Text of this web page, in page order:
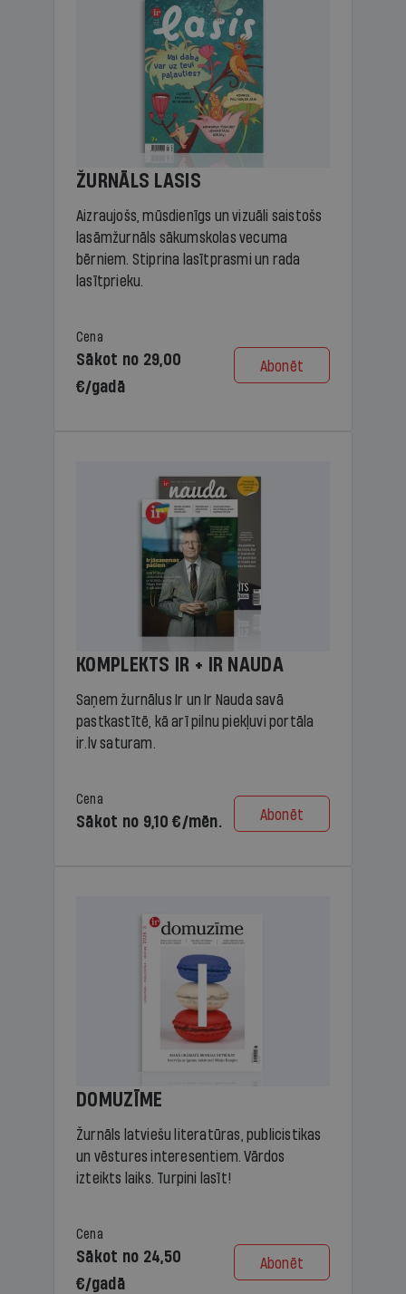
ŽURNĀLS LASIS
Aizraujošs, mūsdienīgs un vizuāli saistošs
lasāmžurnāls sākumskolas vecuma
bērniem. Stiprina lasītprasmi un rada
lasītprieku.
Cena
Sākot no 29,00
€/gadā
Abonēt
KOMPLEKTS IR + IR NAUDA
Saņem žurnālus Ir un Ir Nauda savā
pastkastītē, kā arī pilnu piekļuvi portāla
ir.lv saturam.
Cena
Sākot no 9,10 €/mēn. Abonēt
DOMUZĪME
Žurnāls latviešu literatūras, publicistikas
un vēstures interesentiem. Vārdos
izteikts laiks. Turpini lasīt!
Cena
Sākot no 24,50
€/gadā
Abonēt